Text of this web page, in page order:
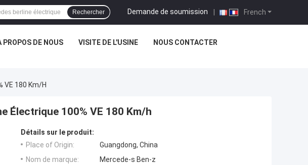
French
Demande de soumission |
Rechercher
PROPOS DE NOUS VISITE DE L'USINE NOUS CONTACTER
VE 180 Km/h
Électrique 100% VE 180 Km/h
Détails sur le produit:
Place of Origin:
Guangdong, China
Nom de marque:
Mercede-s Ben-z